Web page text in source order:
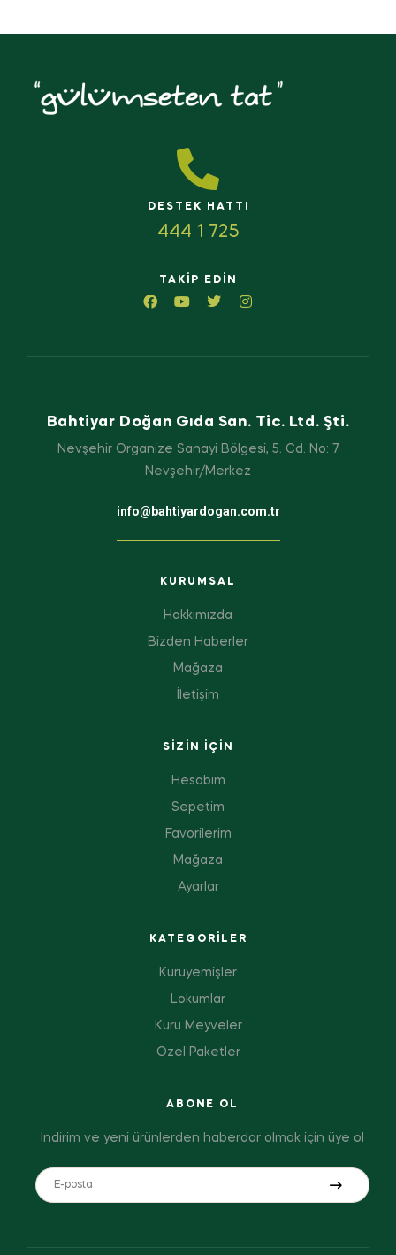
DESTEK HATTI
444 1 725
TAKIP EDIN
Bahtiyar Doğan Gıda San. Tic. Ltd. Şti.
Nevşehir Organize Sanayi Bölgesi, 5. Cd. No: 7
Nevşehir/Merkez
info@bahtiyardogan.com.tr
KURUMSAL
Hakkımızda
Bizden Haberler
Mağaza
İletişim
SIZIN IÇIN
Hesabım
Sepetim
Favorilerim
Mağaza
Ayarlar
KATEGORILER
Kuruyemişler
Lokumlar
Kuru Meyveler
Özel Paketler
ABONE OL
İndirim ve yeni ürünlerden haberdar olmak için üye ol